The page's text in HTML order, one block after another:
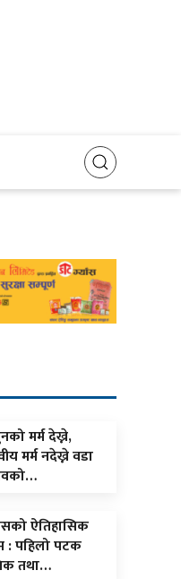
मर्म देख्ने,
मर्म नदेख्ने वडा
ऐतिहासिक
: पहिलो पटक
तथा…